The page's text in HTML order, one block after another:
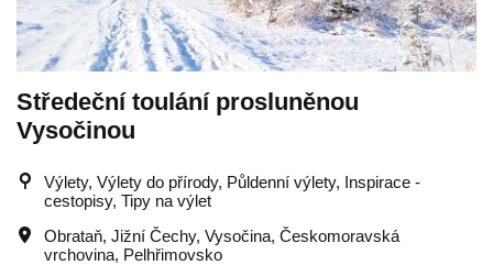
Středeční toulání prosluněnou
Vysočinou
Výlety, Výlety do přírody, Půldenní výlety, Inspirace -
cestopisy, Tipy na výlet
Obrataň, Jižní Čechy, Vysočina, Českomoravská
vrchovina, Pelhřimovsko